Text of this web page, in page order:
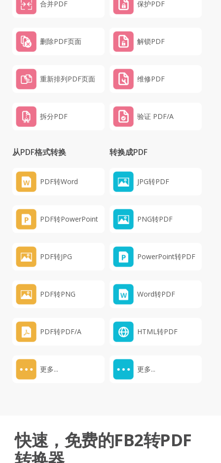
合并PDF
删除PDF页面
重新排列PDF页面
拆分PDF
保护PDF
解锁PDF
维修PDF
验证 PDF/A
从PDF格式转换
PDF转Word
PDF转PowerPoint
PDF转JPG
PDF转PNG
PDF转PDF/A
更多...
转换成PDF
JPG转PDF
PNG转PDF
PowerPoint转PDF
Word转PDF
HTML转PDF
更多...
快速，免费的FB2转PDF